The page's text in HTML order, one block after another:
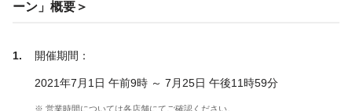
ーン」概要＞
開催期間：
2021年7月1日 午前9時 ～ 7月25日 午後11時59分
※ 営業時間については各店舗にてご確認ください。